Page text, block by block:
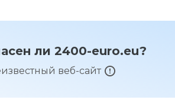
ли 2400-euro.eu?
веб-сайт